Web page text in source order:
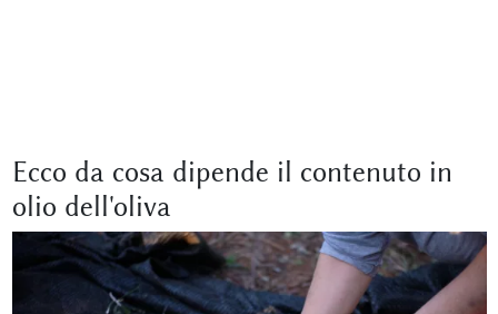
Ecco da cosa dipende il contenuto in
olio dell'oliva